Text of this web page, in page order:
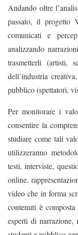
Andando oltre
passato, il progetto
comunicati e
analizzando
trasmetterli (artisti,
dell’industria
pubblico(spettatori,
Per monitorare i
consentire la
studiare come tali
utilizzeranno
testi, interviste,
online,
video che informa
contenuti è composta
esperti di narrazione,